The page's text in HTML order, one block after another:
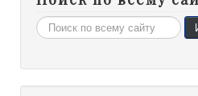
Искать...